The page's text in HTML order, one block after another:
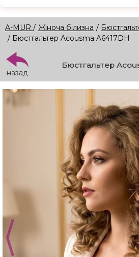
A-MUR / Жіноча білизна /
/ Бюстгальтер Acousma A6417DH
назад
Бюстгальтер